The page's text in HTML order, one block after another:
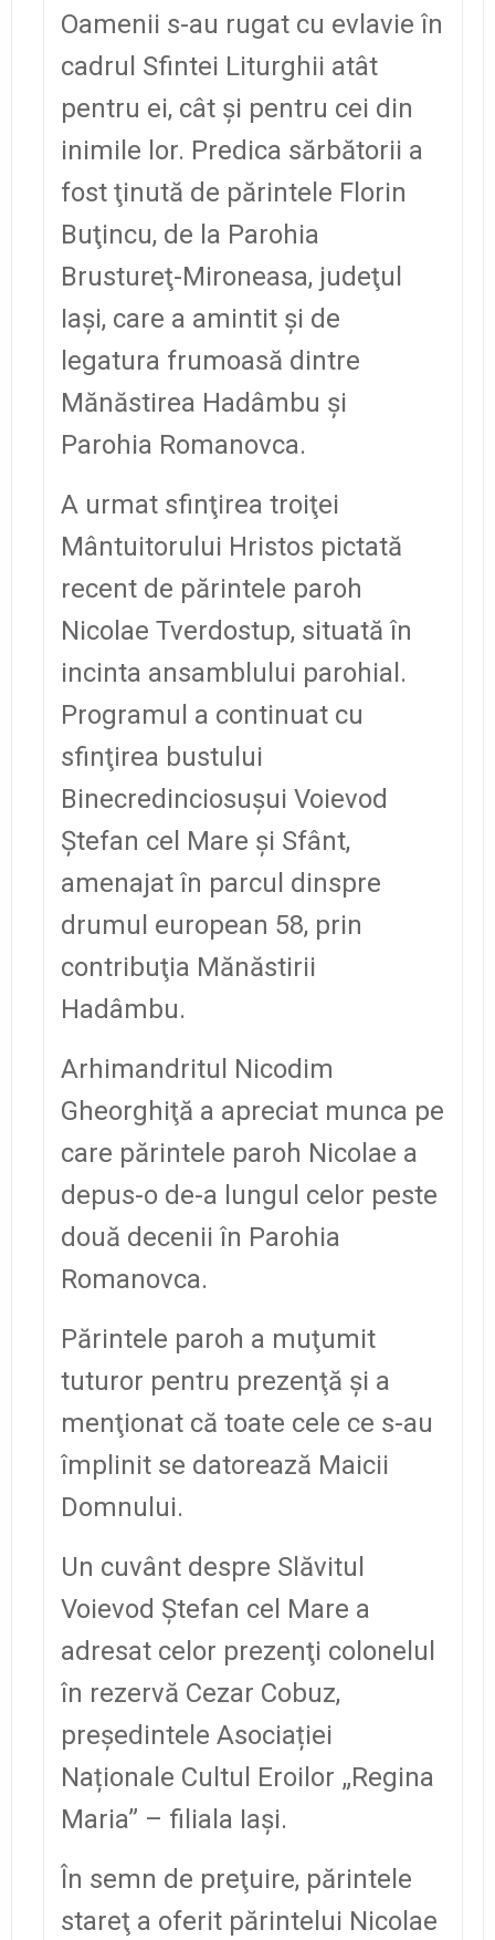
Oamenii s-au rugat cu evlavie în
cadrul Sfintei Liturghii atât
pentru ei, cât şi pentru cei din
inimile lor. Predica sărbătorii a
fost ţinută de părintele Florin
Buţincu, de la Parohia
Brustureţ-Mironeasa, judeţul
Iaşi, care a amintit şi de
legatura frumoasă dintre
Mănăstirea Hadâmbu şi
Parohia Romanovca.
A urmat sfinţirea troiţei
Mântuitorului Hristos pictată
recent de părintele paroh
Nicolae Tverdostup, situată în
incinta ansamblului parohial.
Programul a continuat cu
sfinţirea bustului
Binecredinciosuşui Voievod
Ştefan cel Mare şi Sfânt,
amenajat în parcul dinspre
drumul european 58, prin
contribuţia Mănăstirii
Hadâmbu.
Arhimandritul Nicodim
Gheorghiţă a apreciat munca pe
care părintele paroh Nicolae a
depus-o de-a lungul celor peste
două decenii în Parohia
Romanovca.
Părintele paroh a muţumit
tuturor pentru prezenţă şi a
menţionat că toate cele ce s-au
împlinit se datorează Maicii
Domnului.
Un cuvânt despre Slăvitul
Voievod Ştefan cel Mare a
adresat celor prezenţi colonelul
în rezervă Cezar Cobuz,
preşedintele Asociației
Naționale Cultul Eroilor „Regina
Maria” – filiala Iași.
În semn de preţuire, părintele
stareţ a oferit părintelui Nicolae